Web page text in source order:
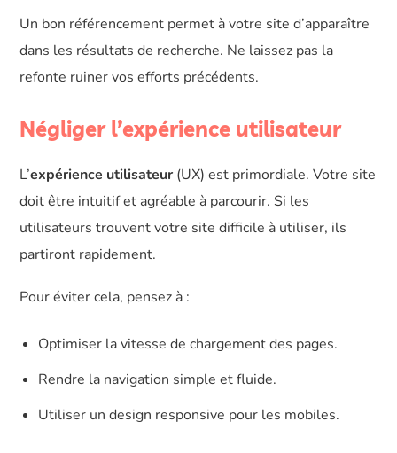
Un bon référencement permet à votre site d’apparaître
dans les résultats de recherche. Ne laissez pas la
refonte ruiner vos efforts précédents.
Négliger l’expérience utilisateur
L’expérience utilisateur (UX) est primordiale. Votre site
doit être intuitif et agréable à parcourir. Si les
utilisateurs trouvent votre site difficile à utiliser, ils
partiront rapidement.
Pour éviter cela, pensez à :
Optimiser la vitesse de chargement des pages.
Rendre la navigation simple et fluide.
Utiliser un design responsive pour les mobiles.